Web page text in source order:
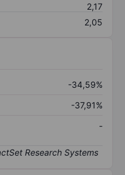
2,17
2,05
-34,59%
-37,91%
-